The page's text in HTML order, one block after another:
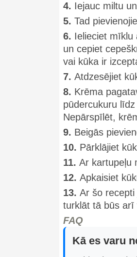
4. Iejauc miltu
5. Tad
6. Ielieciet mīklu
un cepiet
vai kūka ir
7. Atdzesējiet
8. Krēma
pūdercukuru
Nepārspīlēt,
9. Beigās
10. Pārklājiet
11. Ar kartupeļu
12. Apkaisiet
13. Ar šo
turklāt tā būs arī
FAQ
Kā es varu